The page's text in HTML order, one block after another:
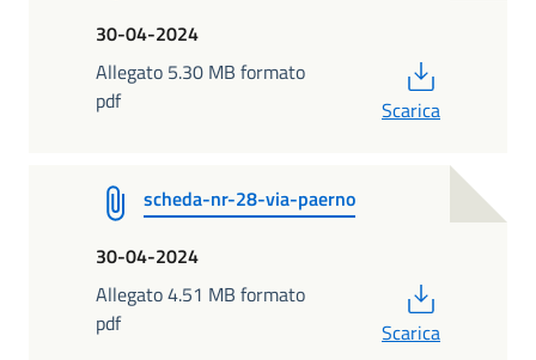
30-04-2024
Allegato 5.30 MB formato
pdf
Scarica
scheda-nr-28-via-paerno
30-04-2024
Allegato 4.51 MB formato
pdf
Scarica